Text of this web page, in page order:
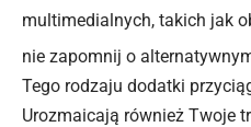
multimedialnych, takich jak
nie zapomnij o
Tego rodzaju dodatki
Urozmaicają również Twoje